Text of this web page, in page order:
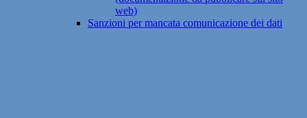
web)
Sanzioni per mancata comunicazione dei dati